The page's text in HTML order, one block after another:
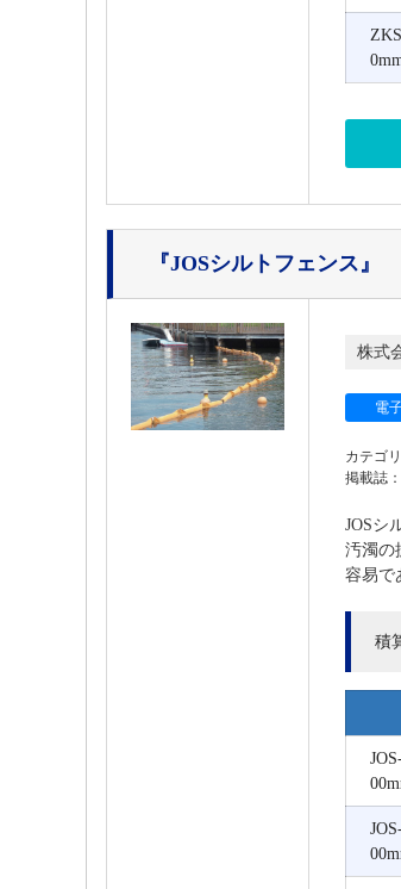
『JOSシルトフェンス』
株式
電
カテゴ
掲載誌
JOSシ
汚濁の
容易で
積